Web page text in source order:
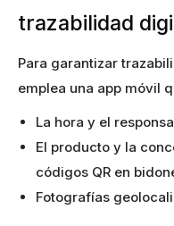
trazabilidad
Para garantizar
emplea una app móvil
La hora y el
El producto y la
códigos QR en
Fotografías